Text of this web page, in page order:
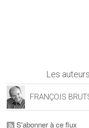
Les
FRANÇOIS
S'abonner à ce flux